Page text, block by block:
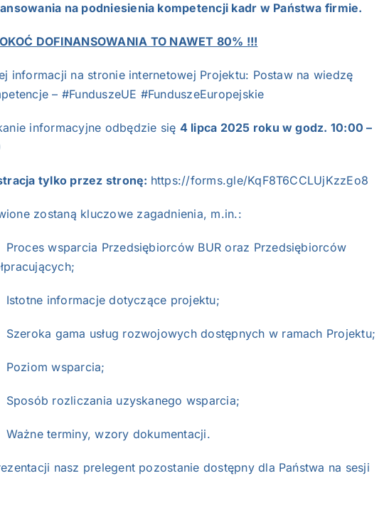
na podniesienia kompetencji kadr w Państwa firmie.
DOFINANSOWANIA TO NAWET 80% !!!
informacji na stronie internetowej Projektu: Postaw na wiedzę
– #FunduszeUE #FunduszeEuropejskie
informacyjne odbędzie się 4 lipca 2025 roku w godz. 10:00 –
tylko przez stronę: https://forms.gle/KqF8T6CCLUjKzzEo8
zostaną kluczowe zagadnienia, m.in.:
wsparcia Przedsiębiorców BUR oraz Przedsiębiorców
informacje dotyczące projektu;
gama usług rozwojowych dostępnych w ramach Projektu;
wsparcia;
rozliczania uzyskanego wsparcia;
terminy, wzory dokumentacji.
nasz prelegent pozostanie dostępny dla Państwa na sesji